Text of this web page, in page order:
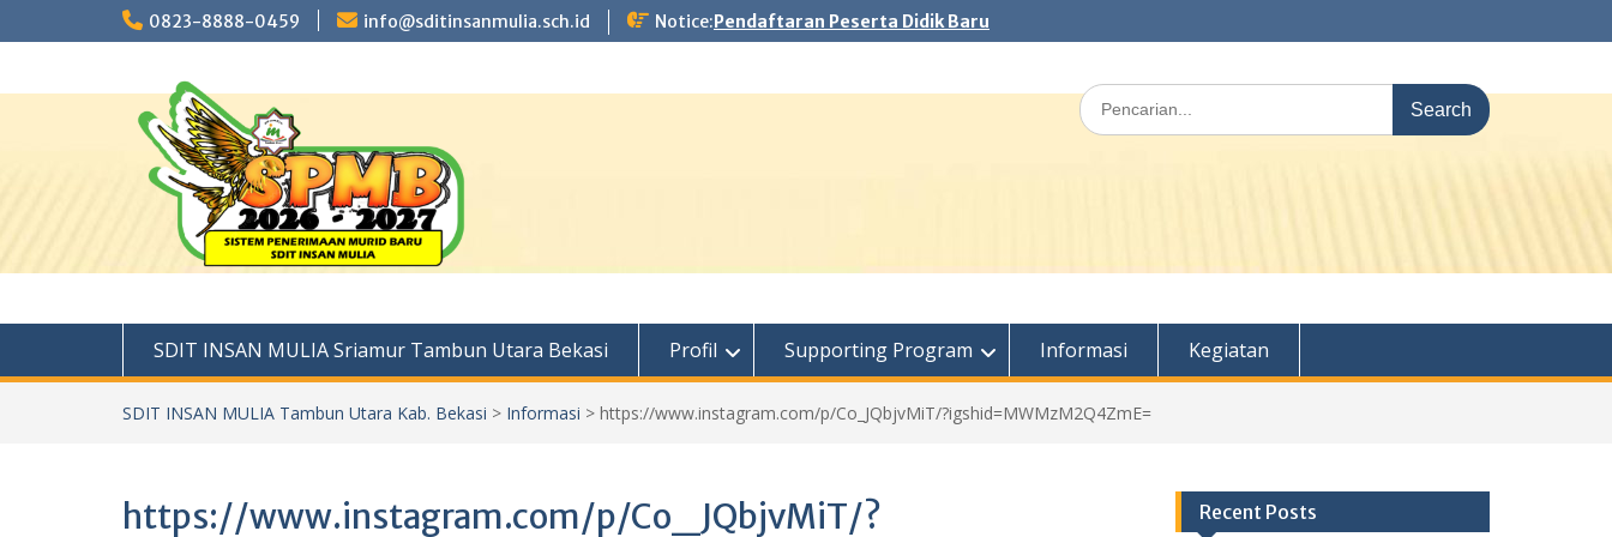
to
0823-8888-0459 info@sditinsanmulia.sch.id Notice:Pendaftaran Peserta Didik Baru
Search
for:
SDIT INSAN MULIA Sriamur Tambun Utara Bekasi Profil Supporting Program Informasi Kegiatan
SDIT INSAN MULIA Tambun Utara Kab. Bekasi > Informasi > https://www.instagram.com/p/Co_JQbjvMiT/?igshid=MWMzM2Q4ZmE=
https://www.instagram.com/p/Co_JQbjvMiT/? Recent Posts